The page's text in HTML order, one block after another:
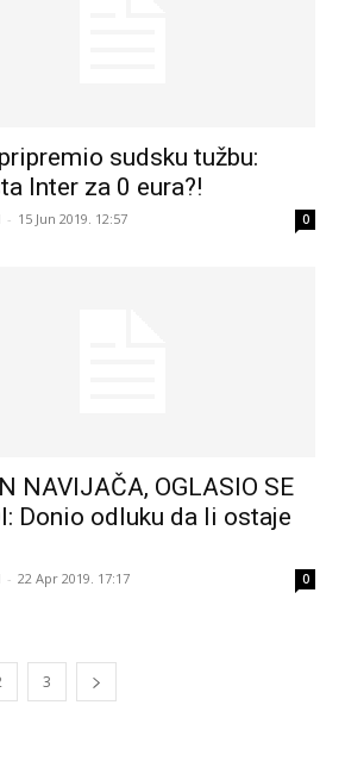
sudsku tužbu:
Inter za 0 eura?!
- 15 Jun 2019. 12:57 0
NAVIJAČA, OGLASIO SE
Donio odluku da li ostaje
- 22 Apr 2019. 17:17 0
3